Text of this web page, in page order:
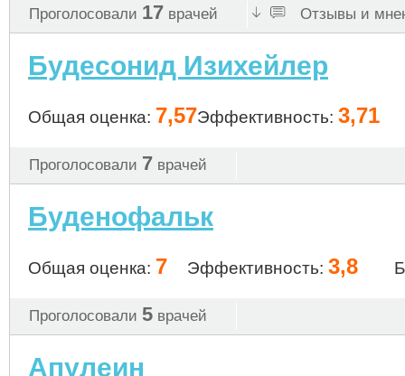
Проголосовали 17 врачей Отзывы и
Будесонид Изихейлер
Общая оценка: 7,57Эффективность: 3,71
Проголосовали 7 врачей
Буденофальк
Общая оценка: 7 Эффективность: 3,8
Проголосовали 5 врачей
Апулеин